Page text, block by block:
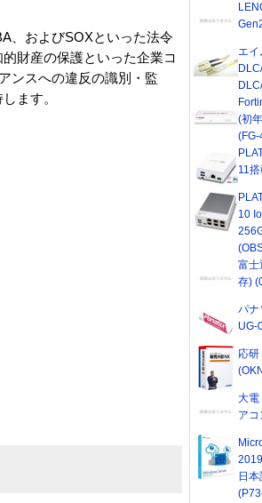
、およびSOXといった法令
財産の保護といった企業コ
ンスへの違反の識別・監
ます。
エイ
(初
11
10
富士
存)
パナ
UG-
応
大電
ア
日